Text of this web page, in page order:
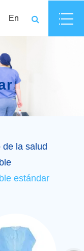
En
la salud
estándar